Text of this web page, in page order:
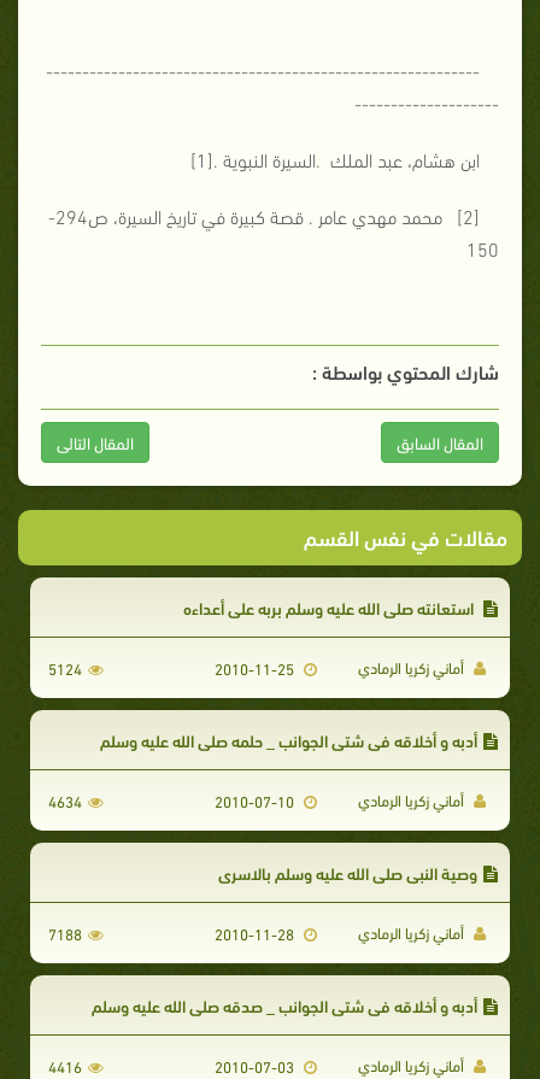
------------------------------------------------------------
--------------------
ابن هشام، عبد الملك .السيرة النبوية .[1]
[2] محمد مهدي عامر . قصة كبيرة في تاريخ السيرة، ص294-
150
شارك المحتوي بواسطة :
المقال السابق المقال التالى
مقالات في نفس القسم
استعانته صلى الله عليه وسلم بربه على أعداءه
أماني زكريا الرمادي 5124
أدبه و أخلاقه في شتى الجوانب _ حلمه صلى الله عليه وسلم
أماني زكريا الرمادي 4634
وصية النبي صلى الله عليه وسلم بالاسرى
أماني زكريا الرمادي 7188
أدبه و أخلاقه في شتى الجوانب _ صدقه صلى الله عليه وسلم
أماني زكريا الرمادي 4416